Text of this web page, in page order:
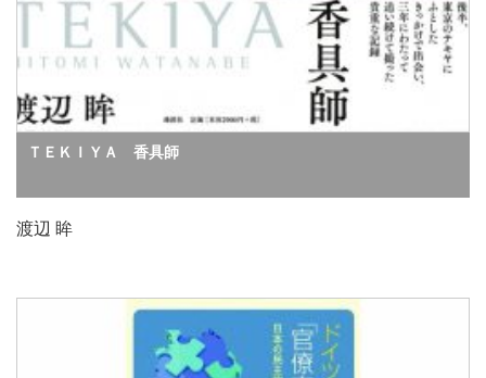
ＴＥＫＩＹＡ 香具師
渡辺 眸